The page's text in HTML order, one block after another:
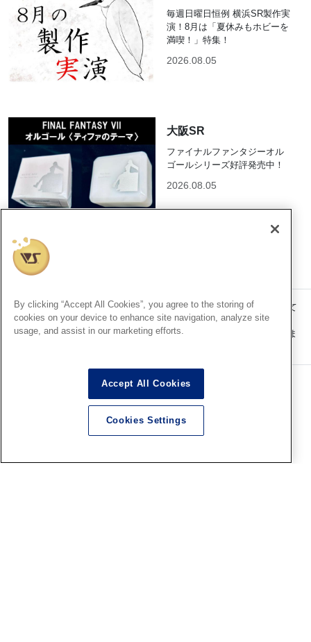
毎週日曜日恒例 横浜SR製作実
演！8月は「夏休みもホビーを
満喫！」特集！
2026.08.05
大阪SR
ファイナルファンタジーオル
ゴールシリーズ好評発売中！
2026.08.05
記事内の価格表記は、掲載時点での消費税率に基づいた価格を表示して
います。
このコンテンツ内の情報、画像の二次使用及び無断引用は禁止いたしま
By clicking “Accept All Cookies”, you agree to the storing of
cookies on your device to enhance site navigation, analyze site
usage, and assist in our marketing efforts.
Accept All Cookies
Cookies Settings